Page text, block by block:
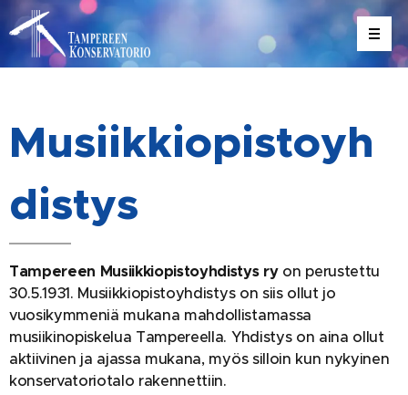
Musiikkiopistoyh
distys
Tampereen Musiikkiopistoyhdistys ryon perustettu
30.5.1931. Musiikkiopistoyhdistys on siis ollut jo
vuosikymmeniä mukana mahdollistamassa
musiikinopiskelua Tampereella. Yhdistys on aina ollut
aktiivinen ja ajassa mukana, myös silloin kun nykyinen
konservatoriotalo rakennettiin.